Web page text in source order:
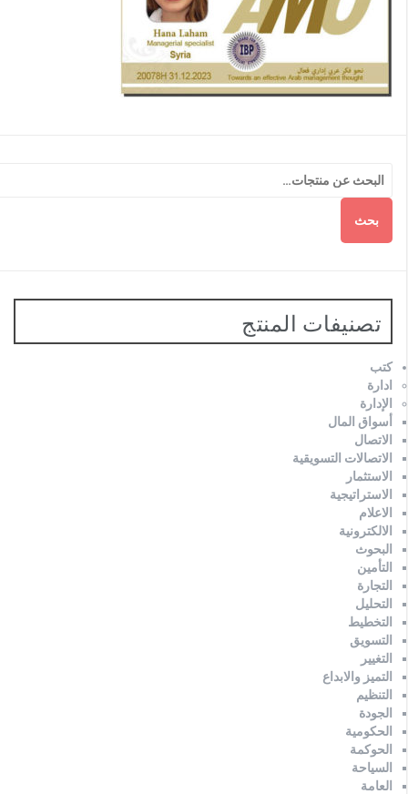
بحث
تصنيفات المنتج
كتب
ادارة
الإدارة
أسواق المال
الاتصال
الاتصالات التسويقية
الاستثمار
الاستراتيجية
الاعلام
الالكترونية
البحوث
التأمين
التجارة
التحليل
التخطيط
التسويق
التغيير
التميز والابداع
التنظيم
الجودة
الحكومية
الحوكمة
السياحة
العامة